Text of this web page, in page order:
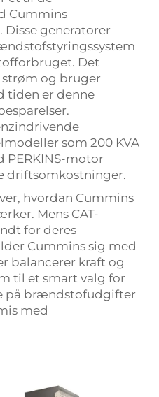
Cummins
Disse generatorer
Det
strøm og bruger
tiden er denne
som 200 KVA
PERKINS-motor
driftsomkostninger.
hvordan Cummins
Mens CAT-
for deres
Cummins sig med
balancerer kraft og
til et smart valg for
på brændstofudgifter
med